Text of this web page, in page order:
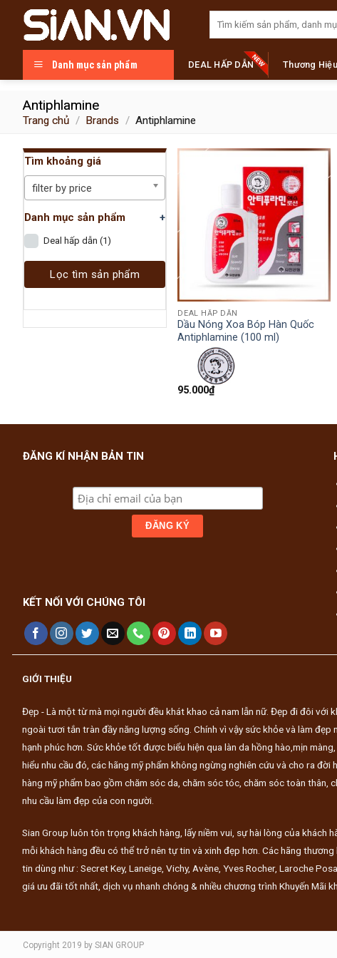
content
Tìm
Danh mục sản phẩm DEAL HẤP DẪN Thương Hiệu
Antiphlamine
Trang chủ / Brands / Antiphlamine
Tìm khoảng giá
filter by price
Danh mục sản phẩm +
Deal hấp dẫn (1)
Lọc tìm sản phẩm
DEAL HẤP DẪN
Dầu Nóng Xoa Bóp Hàn Quốc
Antiphlamine (100 ml)
95.000₫
ĐĂNG KÍ NHẬN BẢN TIN
KẾT NỐI VỚI CHÚNG TÔI
GIỚI THIỆU
Đẹp - Là một từ mà mọi người đều khát khao cả nam lẫn nữ. Đẹp đi đôi
ngoài tươi tắn tràn đầy năng lượng sống. Chính vì vậy sức khỏe và làm
hạnh phúc hơn. Sức khỏe tốt được biểu hiện qua làn da hồng hào,mịn
hiểu nhu cầu đó, các hãng mỹ phẩm không ngừng nghiên cứu và cho ra
hàng mỹ phẩm bao gồm chăm sóc da, chăm sóc tóc, chăm sóc toàn thân,
nhu cầu làm đẹp của con người.
Sian Group luôn tôn trọng khách hàng, lấy niềm vui, sự hài lòng của
mỗi khách hàng đều có thể trở nên tự tin và xinh đẹp hơn. Các hãng
tin dùng như : Secret Key, Laneige, Vichy, Avène, Yves Rocher, Laroche
giá ưu đãi tốt nhất, dịch vụ nhanh chóng & nhiều chương trình Khuyến Mãi
Copyright 2019 by SIAN GROUP